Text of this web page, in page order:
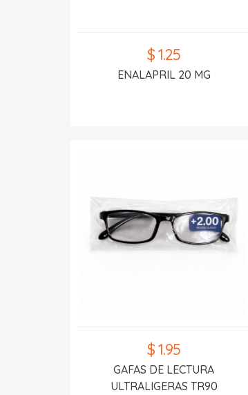
$ 1.25
ENALAPRIL 20 MG
$ 1.95
GAFAS DE LECTURA
ULTRALIGERAS TR90